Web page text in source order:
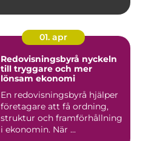
01. apr
Redovisningsbyrå nyckeln
till tryggare och mer
lönsam ekonomi
En redovisningsbyrå hjälper
företagare att få ordning,
struktur och framförhållning
i ekonomin. När ...